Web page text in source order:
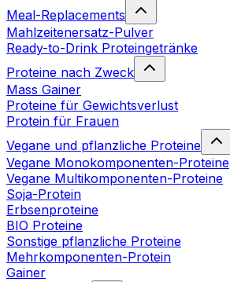
Meal-Replacements
Mahlzeitenersatz-Pulver
Ready-to-Drink Proteingetränke
Proteine nach Zweck
Mass Gainer
Proteine für Gewichtsverlust
Protein für Frauen
Vegane und pflanzliche Proteine
Vegane Monokomponenten-Proteine
Vegane Multikomponenten-Proteine
Soja-Protein
Erbsenproteine
BIO Proteine
Sonstige pflanzliche Proteine
Mehrkomponenten-Protein
Gainer